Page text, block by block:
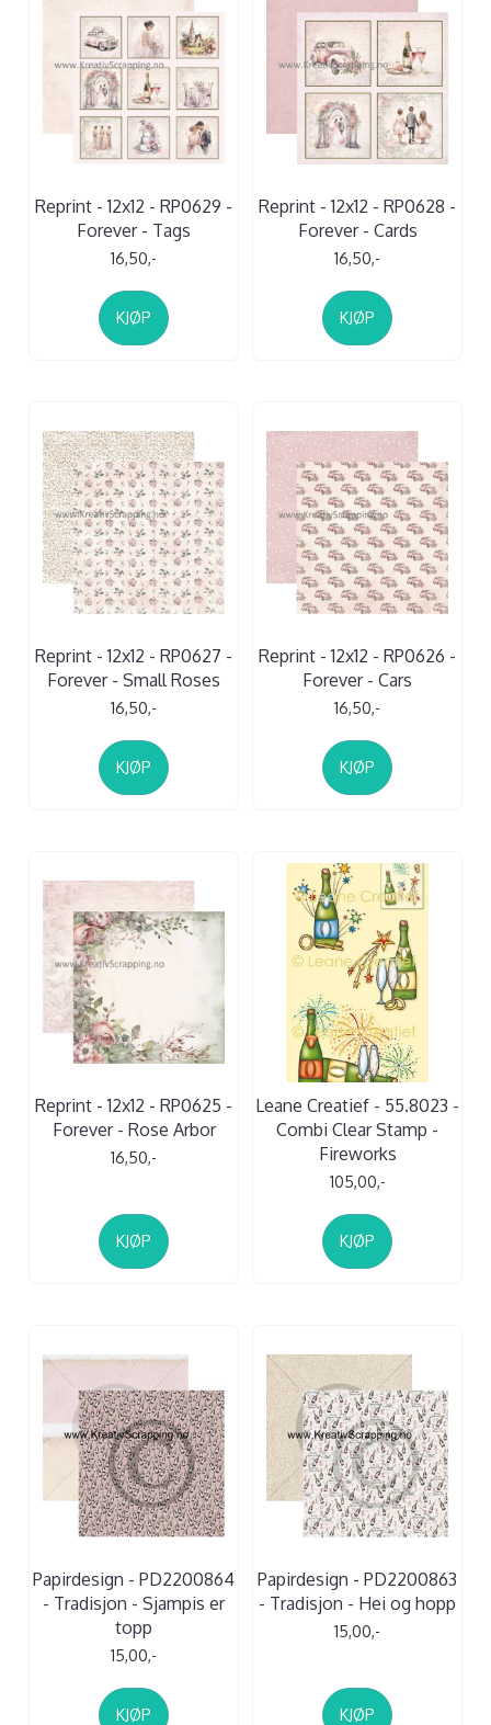
Reprint - 12x12 - RP0629 -
Forever - Tags
16,50,-
KJØP
Reprint - 12x12 - RP0628 -
Forever - Cards
16,50,-
KJØP
Reprint - 12x12 - RP0627 -
Forever - Small Roses
16,50,-
KJØP
Reprint - 12x12 - RP0626 -
Forever - Cars
16,50,-
KJØP
Reprint - 12x12 - RP0625 -
Forever - Rose Arbor
16,50,-
KJØP
Leane Creatief - 55.8023 -
Combi Clear Stamp -
Fireworks
105,00,-
KJØP
Papirdesign - PD2200864
- Tradisjon - Sjampis er
topp
15,00,-
KJØP
Papirdesign - PD2200863
- Tradisjon - Hei og hopp
15,00,-
KJØP